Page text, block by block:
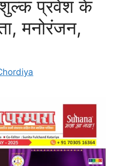
प्रवेश के
मनोरंजन,